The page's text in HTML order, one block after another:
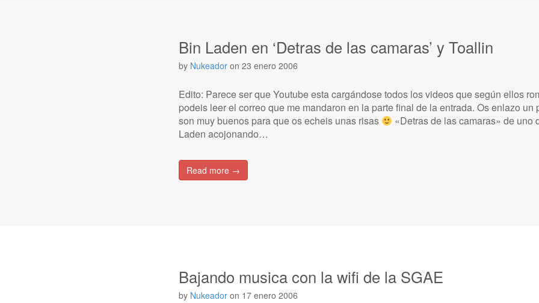
Bin Laden en ‘Detras de las camaras’ y Toallin
by Nukeador on 23 enero 2006
Edito: Parece ser que Youtube esta cargándose todos los videos que según ellos
podeis leer el correo que me mandaron en la parte final de la entrada. Os enlazo un
son muy buenos para que os echeis unas risas
«Detras de las camaras» de uno
Laden acojonando…
Read more →
Bajando musica con la wifi de la SGAE
by Nukeador on 17 enero 2006